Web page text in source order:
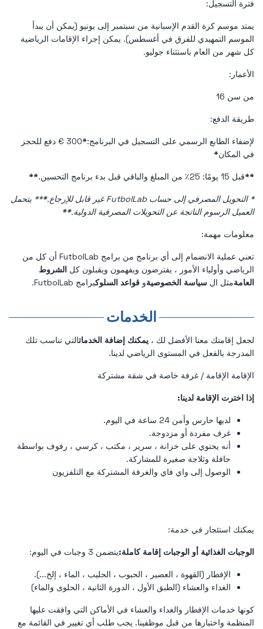
فترة التسجيل:
يمتد موسم كرة القدم الإسبانية من سبتمبر إلى يونيو (يمكن أن يبدأ
الموسم التمهيدي للفرق في أغسطس). يمكن إجراء الإقامات الرياضية
كل شهر من العام باستثناء جوليو.
الأعمار:
من سن 16
طريقة الدفع:
لإضفاء الطابع الرسمي على التسجيل في البرنامج:*
300 € دفع للحجز
في المكان*
**قبل 15 يومًا: 25٪ من المبلغ والباقي قبل بدء برنامج التحسين. **
* التحويل المصرفي إلى حساب FutbolLab غير قابل للإرجاع. *** يتحمل
العميل الرسوم الناتجة عن التحويلات المصرفية الدولية.*
*
معلومات مهمة:
تعني عملية الانضمام إلى أي برنامج من برامج FutbolLab أن كل من
الرياضي وأولياء الأمور ، يفترضون ويفهمون ويقبلون كل الشروط
العامةمثل ال سياسة الخصوصيةو قواعد السلوكبرامج FutbolLab.
الخدمات
لجعل إقامتك معنا الأفضل لك ، يمكنك إضافة الخدماتالتي تناسب تلك
المدرجة بالفعل في المستوى الرياضي لدينا.
الإقامة الإقامة / غرفة خاصة في شقة مشتركة
إذا اخترت الإقامة لدينا:
لديها حارس وأمن 24 ساعة في اليوم.
غرف مفردة أو مزدوجة.
أنه يحتوي على خزانة ، سرير ، مكتب ، كرسي ، رفوف بواسطة
حافلة وثلاجة صغيرة للمشاركة.
الوصول إلى واي فاي والغرفة المشتركة مع التلفزيون
يمكنك استئجار في خدمة:
الوجبات الغذائية أو الوجبات إقامة كاملة:يتضمن 3 وجبات في اليوم:
الإفطار (القهوة ، العصير ، الحبوب ، الحليب ، الماء ، إلخ...).
الغداء والعشاء (الطبق الأول ، الدورة الثانية ، الحلوى والماء)
كونها خدمات الإفطار والغداء والعشاء في الأماكن التي وافقت عليها
المنظمة واختبارها من قبل موظفينا. يجب طلب أي تغيير في القائمة مع